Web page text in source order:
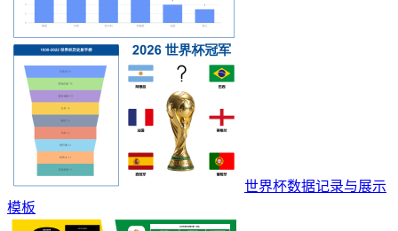
世界杯数据记录与展示
模板